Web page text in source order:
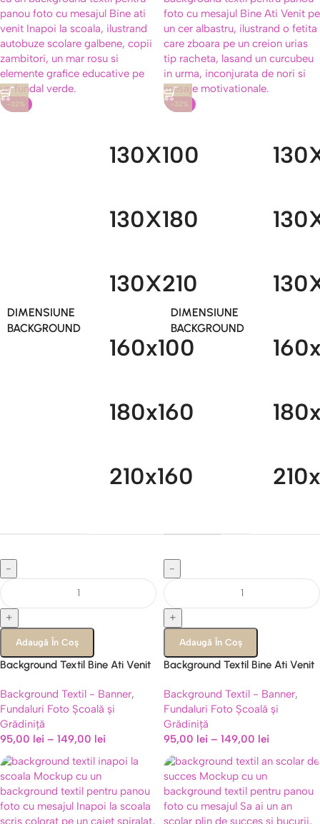
-32%
DIMENSIUNE
BACKGROUND
130X100
130X180
130X210
160x100
180x160
210x160
-
+
Adaugă În Coș
Background Textil Bine Ati Venit
Autobuz Scolar, Cod 730B
Background Textil - Banner,
Fundaluri Foto Școală și
Grădiniță
95,00 lei – 149,00 lei
-32%
DIMENSIUNE
BACKGROUND
-
+
Adaugă În Coș
Background Textil Bine Ati Venit
Cunoastere, Cod 734B
Background Textil - Banner,
Fundaluri Foto Școală și
Grădiniță
95,00 lei – 149,00 lei